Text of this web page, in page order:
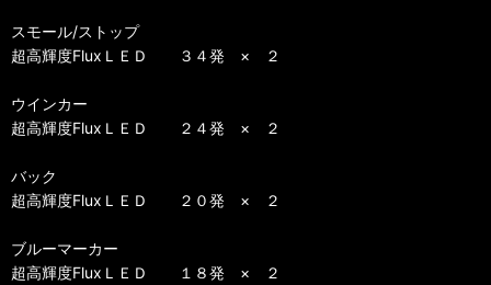
スモール/ストップ
超高輝度FluxＬＥＤ ３４発 × ２
ウインカー
超高輝度FluxＬＥＤ ２４発 × ２
バック
超高輝度FluxＬＥＤ ２０発 × ２
ブルーマーカー
超高輝度FluxＬＥＤ １８発 × ２